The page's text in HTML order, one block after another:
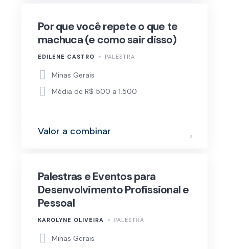
Por que você repete o que te
machuca (e como sair disso)
EDILENE CASTRO PALESTRA
Minas Gerais
Média de R$ 500 a 1.500
Valor a combinar
Palestras e Eventos para
Desenvolvimento Profissional e
Pessoal
KAROLYNE OLIVEIRA PALESTRA
Minas Gerais